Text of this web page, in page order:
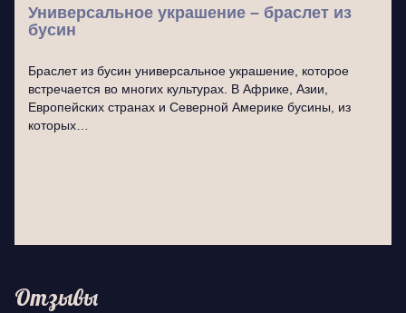
Универсальное украшение – браслет из
бусин
Браслет из бусин универсальное украшение, которое
встречается во многих культурах. В Африке, Азии,
Европейских странах и Северной Америке бусины, из
которых…
Отзывы